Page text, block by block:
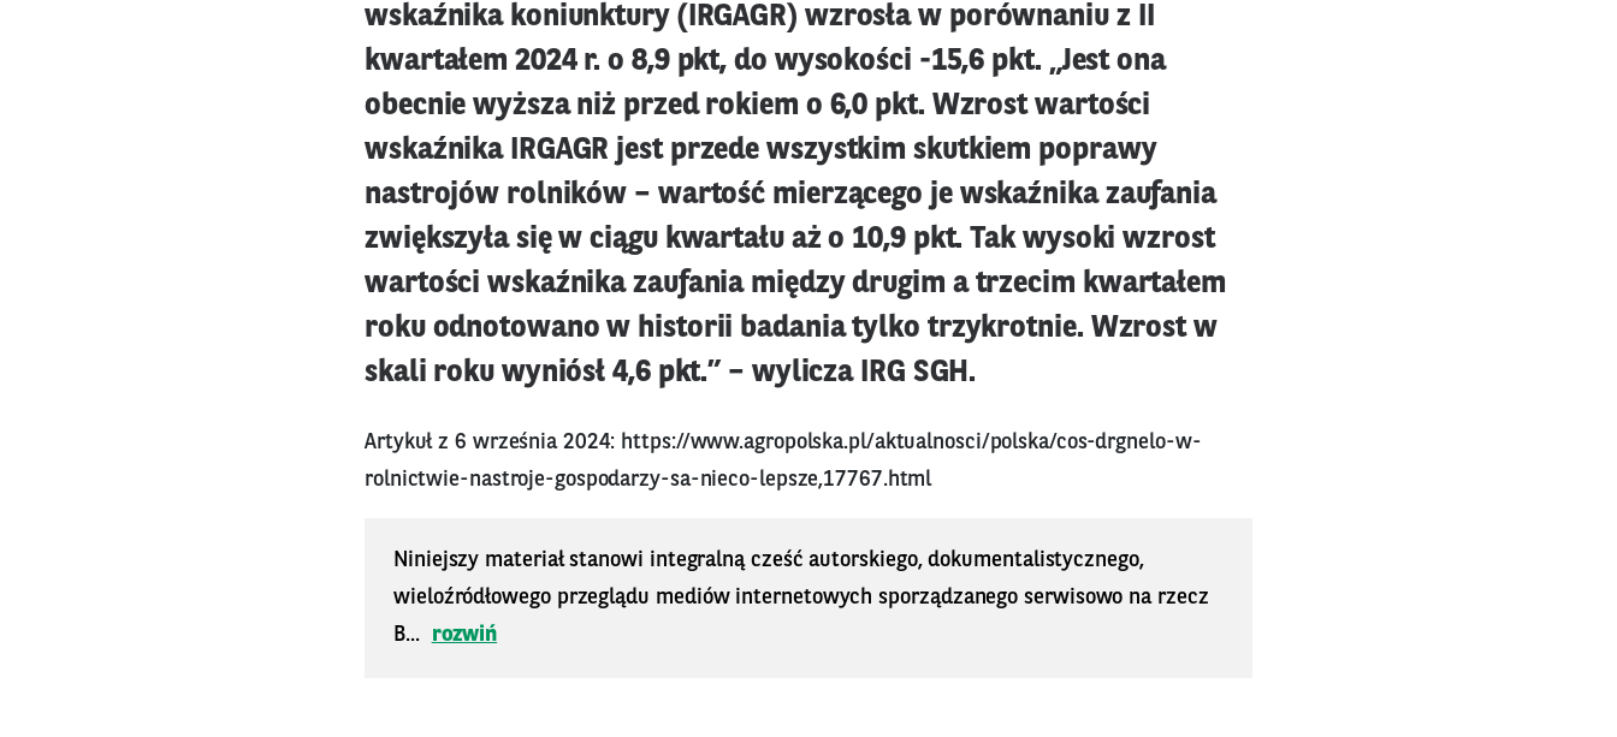
wskaźnika koniunktury (IRGAGR) wzrosła w porównaniu z II
kwartałem 2024 r. o 8,9 pkt, do wysokości -15,6 pkt. „Jest ona
obecnie wyższa niż przed rokiem o 6,0 pkt. Wzrost wartości
wskaźnika IRGAGR jest przede wszystkim skutkiem poprawy
nastrojów rolników – wartość mierzącego je wskaźnika zaufania
zwiększyła się w ciągu kwartału aż o 10,9 pkt. Tak wysoki wzrost
wartości wskaźnika zaufania między drugim a trzecim kwartałem
roku odnotowano w historii badania tylko trzykrotnie. Wzrost w
skali roku wyniósł 4,6 pkt.” – wylicza IRG SGH.
Artykuł z 6 września 2024: https://www.agropolska.pl/aktualnosci/polska/cos-drgnelo-w-
rolnictwie-nastroje-gospodarzy-sa-nieco-lepsze,17767.html
Niniejszy materiał stanowi integralną cześć autorskiego, dokumentalistycznego,
wieloźródłowego przeglądu mediów internetowych sporządzanego serwisowo na rzecz
B...
rozwiń